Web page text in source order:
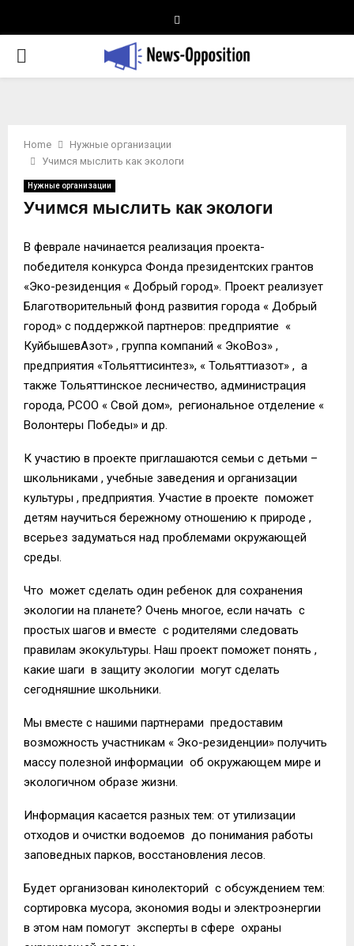
PRIMARY
Home
Нужные организации
Учимся мыслить как экологи
Нужные организации
Учимся мыслить как экологи
В феврале начинается реализация проекта-
победителя конкурса Фонда президентских грантов
«Эко-резиденция « Добрый город». Проект реализует
Благотворительный фонд развития города « Добрый
город» с поддержкой партнеров: предприятие «
КуйбышевАзот» , группа компаний « ЭкоВоз» ,
предприятия «Тольяттисинтез», « Тольяттиазот» , а
также Тольяттинское лесничество, администрация
города, РСОО « Свой дом», региональное отделение «
Волонтеры Победы» и др.
К участию в проекте приглашаются семьи с детьми –
школьниками , учебные заведения и организации
культуры , предприятия. Участие в проекте поможет
детям научиться бережному отношению к природе ,
всерьез задуматься над проблемами окружающей
среды.
Что может сделать один ребенок для сохранения
экологии на планете? Очень многое, если начать с
простых шагов и вместе с родителями следовать
правилам экокультуры. Наш проект поможет понять ,
какие шаги в защиту экологии могут сделать
сегодняшние школьники.
Мы вместе с нашими партнерами предоставим
возможность участникам « Эко-резиденции» получить
массу полезной информации об окружающем мире и
экологичном образе жизни.
Информация касается разных тем: от утилизации
отходов и очистки водоемов до понимания работы
заповедных парков, восстановления лесов.
Будет организован кинолекторий с обсуждением тем:
сортировка мусора, экономия воды и электроэнергии
в этом нам помогут эксперты в сфере охраны